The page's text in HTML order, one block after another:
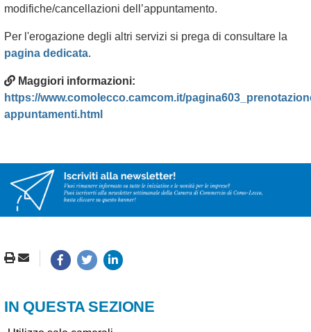
modifiche/cancellazioni dell’appuntamento.
Per l'erogazione degli altri servizi si prega di consultare la
pagina dedicata.
Maggiori informazioni:
https://www.comolecco.camcom.it/
appuntamenti.html
IN QUESTA SEZIONE